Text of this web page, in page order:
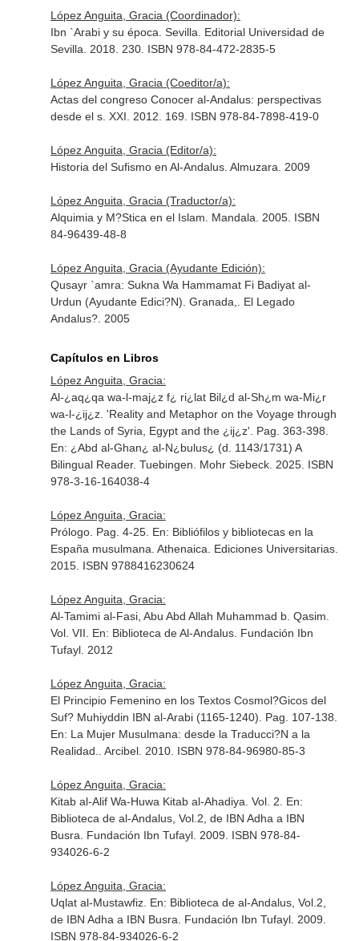
López Anguita, Gracia (Coordinador):
Ibn `Arabi y su época. Sevilla. Editorial Universidad de
Sevilla. 2018. 230. ISBN 978-84-472-2835-5
López Anguita, Gracia (Coeditor/a):
Actas del congreso Conocer al-Andalus: perspectivas
desde el s. XXI. 2012. 169. ISBN 978-84-7898-419-0
López Anguita, Gracia (Editor/a):
Historia del Sufismo en Al-Andalus. Almuzara. 2009
López Anguita, Gracia (Traductor/a):
Alquimia y M?Stica en el Islam. Mandala. 2005. ISBN
84-96439-48-8
López Anguita, Gracia (Ayudante Edición):
Qusayr `amra: Sukna Wa Hammamat Fi Badiyat al-
Urdun (Ayudante Edici?N). Granada,. El Legado
Andalus?. 2005
Capítulos en Libros
López Anguita, Gracia:
Al-¿aq¿qa wa-l-maj¿z f¿ ri¿lat Bil¿d al-Sh¿m wa-Mi¿r
wa-l-¿ij¿z. 'Reality and Metaphor on the Voyage through
the Lands of Syria, Egypt and the ¿ij¿z'. Pag. 363-398.
En: ¿Abd al-Ghan¿ al-N¿bulus¿ (d. 1143/1731) A
Bilingual Reader. Tuebingen. Mohr Siebeck. 2025. ISBN
978-3-16-164038-4
López Anguita, Gracia:
Prólogo. Pag. 4-25. En: Bibliófilos y bibliotecas en la
España musulmana . Athenaica. Ediciones Universitarias.
2015. ISBN 9788416230624
López Anguita, Gracia:
Al-Tamimi al-Fasi, Abu Abd Allah Muhammad b. Qasim.
Vol. VII. En: Biblioteca de Al-Andalus. Fundación Ibn
Tufayl. 2012
López Anguita, Gracia:
El Principio Femenino en los Textos Cosmol?Gicos del
Suf? Muhiyddin IBN al-Arabi (1165-1240). Pag. 107-138.
En: La Mujer Musulmana: desde la Traducci?N a la
Realidad.
. Arcibel. 2010. ISBN 978-84-96980-85-3
López Anguita, Gracia:
Kitab al-Alif Wa-Huwa Kitab al-Ahadiya. Vol. 2. En:
Biblioteca de al-Andalus, Vol.2, de IBN Adha a IBN
Busra . Fundación Ibn Tufayl. 2009. ISBN 978-84-
934026-6-2
López Anguita, Gracia:
Uqlat al-Mustawfiz. En: Biblioteca de al-Andalus, Vol.2,
de IBN Adha a IBN Busra . Fundación Ibn Tufayl. 2009.
ISBN 978-84-934026-6-2